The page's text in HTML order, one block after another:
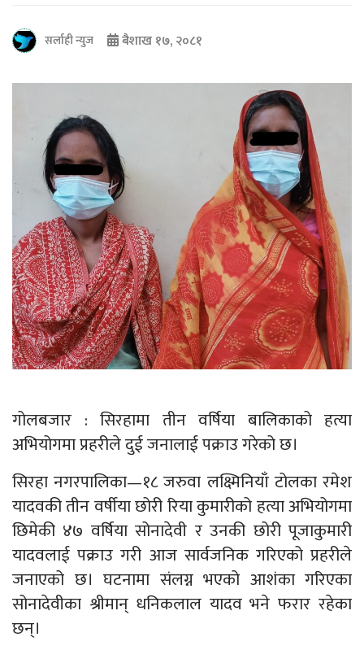
सर्लाही न्युज बैशाख १७, २०८१
गोलबजार : सिरहामा तीन वर्षिया बालिकाको हत्या
अभियोगमा प्रहरीले दुई जनालाई पक्राउ गरेको छ।
सिरहा नगरपालिका—१८ जरुवा लक्ष्मिनियाँ टोलका रमेश
यादवकी तीन वर्षीया छोरी रिया कुमारीको हत्या अभियोगमा
छिमेकी ४७ वर्षिया सोनादेवी र उनकी छोरी पूजाकुमारी
यादवलाई पक्राउ गरी आज सार्वजनिक गरिएको प्रहरीले
जनाएको छ। घटनामा संलग्न भएको आशंका गरिएका
सोनादेवीका श्रीमान् धनिकलाल यादव भने फरार रहेका
छन्।